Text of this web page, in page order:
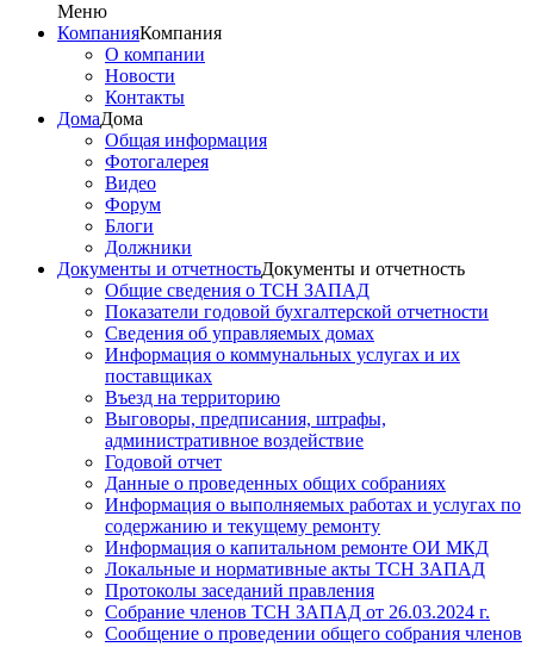
Меню
КомпанияКомпания
О компании
Новости
Контакты
ДомаДома
Общая информация
Фотогалерея
Видео
Форум
Блоги
Должники
Документы и отчетностьДокументы и отчетность
Общие сведения о ТСН ЗАПАД
Показатели годовой бухгалтерской отчетности
Сведения об управляемых домах
Информация о коммунальных услугах и их
поставщиках
Въезд на территорию
Выговоры, предписания, штрафы,
административное воздействие
Годовой отчет
Данные о проведенных общих собраниях
Информация о выполняемых работах и услугах по
содержанию и текущему ремонту
Информация о капитальном ремонте ОИ МКД
Локальные и нормативные акты ТСН ЗАПАД
Протоколы заседаний правления
Собрание членов ТСН ЗАПАД от 26.03.2024 г.
Сообщение о проведении общего собрания членов